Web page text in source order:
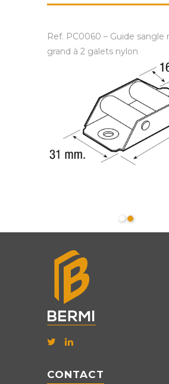
Ref. PC0060 – Guide sangle
grand à 2 galets nylon
CONTACT